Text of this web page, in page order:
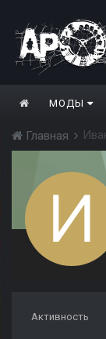
МОДЫ
Главная
Активность